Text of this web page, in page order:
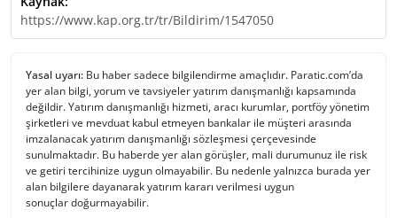
https://www.kap.org.tr/tr/Bildirim/1547050
Yasal uyarı: Bu haber sadece bilgilendirme amaçlıdır. Paratic.com’da
yer alan bilgi, yorum ve tavsiyeler yatırım danışmanlığı kapsamında
değildir. Yatırım danışmanlığı hizmeti, aracı kurumlar, portföy yönetim
şirketleri ve mevduat kabul etmeyen bankalar ile müşteri arasında
imzalanacak yatırım danışmanlığı sözleşmesi çerçevesinde
sunulmaktadır. Bu haberde yer alan görüşler, mali durumunuz ile risk
ve getiri tercihinize uygun olmayabilir. Bu nedenle yalnızca burada yer
alan bilgilere dayanarak yatırım kararı verilmesi uygun
sonuçlar doğurmayabilir.